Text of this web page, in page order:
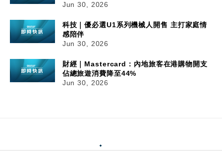
Jun 30, 2026
科技｜優必選U1系列機械人開售 主打家庭情
感陪伴
Jun 30, 2026
財經｜Mastercard：內地旅客在港購物開支
佔總旅遊消費降至44%
Jun 30, 2026